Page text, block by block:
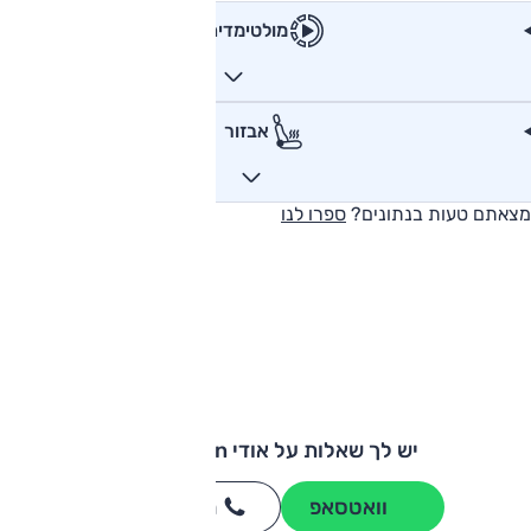
מולטימדיה
אבזור
מצאתם טעות בנתונים? ספרו לנו
יש לך שאלות על אודי Q4 e-tron?
וואטסאפ חייגו